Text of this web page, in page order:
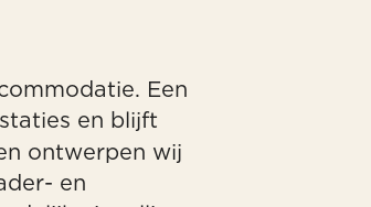
Een
en blijft
ontwerpen wij
en